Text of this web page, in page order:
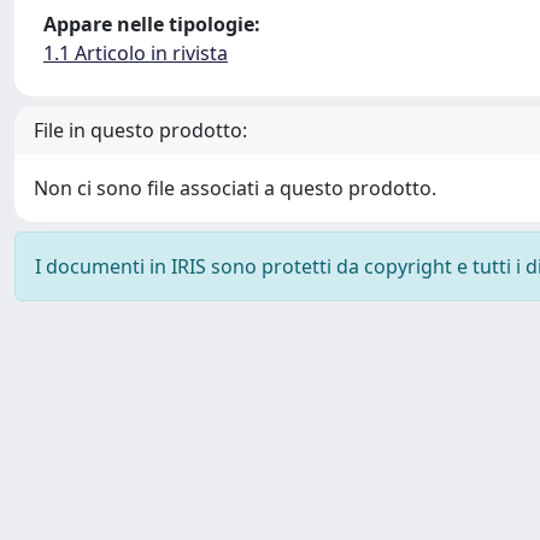
Appare nelle tipologie:
1.1 Articolo in rivista
File in questo prodotto:
Non ci sono file associati a questo prodotto.
I documenti in IRIS sono protetti da copyright e tutti i